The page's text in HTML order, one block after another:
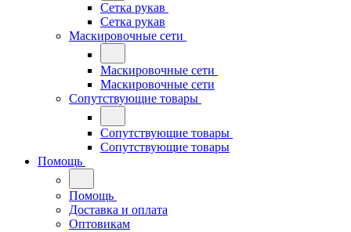
Сетка рукав
Сетка рукав
Маскировочные сети
Маскировочные сети
Маскировочные сети
Сопутствующие товары
Сопутствующие товары
Сопутствующие товары
Помощь
Помощь
Доставка и оплата
Оптовикам